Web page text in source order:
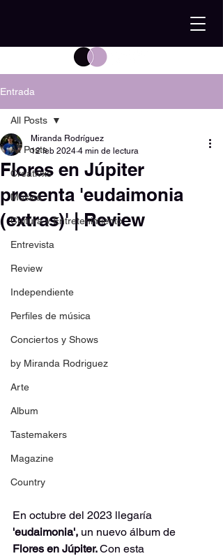
Entrada
All Posts
Creativxs
Música
Cultura y Entretenimiento
Entrevista
Review
Independiente
Perfiles de música
Conciertos y Shows
by Miranda Rodriguez
Arte
Album
Tastemakers
Magazine
Country
All Posts
Flores en Júpiter
presenta 'eudaimonia
(extras)' | Review
Miranda Rodríguez
12 feb 2024 4 min de lectura
En octubre del 2023 llegaría
'eudaimonia', un nuevo álbum de
Flores en Júpiter. Con esta